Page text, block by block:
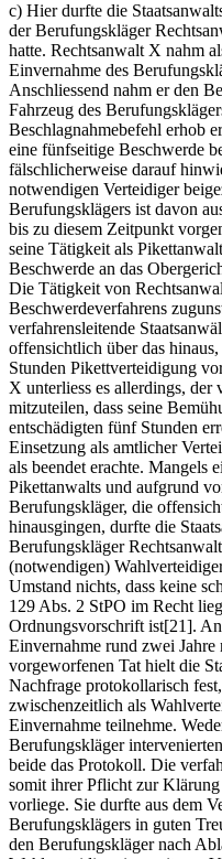
c) Hier durfte die
der Berufungskläger
hatte. Rechtsanwalt X nahm
Einvernahme des
Anschliessend nahm er den
Fahrzeug des
Beschlagnahmebefehl erhob
eine fünfseitige Beschwerde
fälschlicherweise darauf
notwendigen Verteidiger
Berufungsklägers ist davon
bis zu diesem Zeitpunkt
seine Tätigkeit als
Beschwerde an das
Die Tätigkeit von
Beschwerdeverfahrens
verfahrensleitende
offensichtlich über das
Stunden Pikettverteidigung
X unterliess es allerdings, der
mitzuteilen, dass seine
entschädigten fünf Stunden
Einsetzung als amtlicher
als beendet erachte. Mangels
Pikettanwalts und aufgrund
Berufungskläger, die
hinausgingen, durfte die
Berufungskläger
(notwendigen)
Umstand nichts, dass keine
129 Abs. 2 StPO im Recht
Ordnungsvorschrift ist[21].
Einvernahme rund zwei
vorgeworfenen Tat hielt die
Nachfrage protokollarisch
zwischenzeitlich als
Einvernahme teilnehme.
Berufungskläger
beide das Protokoll. Die
somit ihrer Pflicht zur
vorliege. Sie durfte aus dem
Berufungsklägers in guten
den Berufungskläger nach